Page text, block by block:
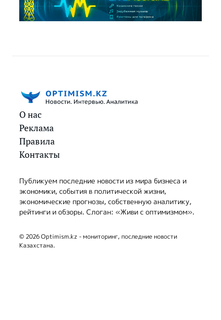
О нас
Реклама
Правила
Контакты
Публикуем последние новости из мира бизнеса и
экономики, события в политической жизни,
экономические прогнозы, собственную аналитику,
рейтинги и обзоры. Слоган: «Живи с оптимизмом».
© 2026 Optimism.kz - мониторинг, последние новости
Казахстана.